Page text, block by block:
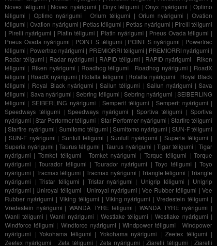
Novex téligumi | Novex nyárigumi | Onyx téligumi | Onyx nyárigumi | Optimo
téligumi | Optimo nyárigumi |Orium téligumi | Orium nyárigumi |Ovation
téligumi |Ovation nyárigumi | Petlas téligumi | Petlas nyárigumi | Pirelli téligumi
| Pirelli nyárigumi | Platin téligumi | Platin nyárigumi | Pneus Ovada téligumi |
Pneus Ovada nyárigumi | POINT S téligumi | POINT S nyárigumi | Powertrac
téligumi | Powertrac nyárigumi | PREMIORRI téligumi | PREMIORRI nyárigumi |
Radar téligumi | Radar nyárigumi | RAPID téligumi | RAPID nyárigumi | Riken
téligumi | Riken nyárigumi | Roadhog téligumi | Roadhog nyárigumi | RoadX
téligumi | RoadX nyárigumi | Rotalla téligumi | Rotalla nyárigumi | Royal Black
téligumi | Royal Black nyárigumi |Sailun téligumi | Sailun nyárigumi |Sava
téligumi | Sava nyárigumi |Sebring téligumi |Sebring nyárigumi |SEIBERLING
téligumi |SEIBERLING nyárigumi |Semperit téligumi | Semperit nyárigumi |
Speedways téligumi |Speedways nyárigumi | Sportiva téligumi |Sportiva
nyárigumi |Star Performer téligumi | Star Performer nyárigumi | Starfire téligumi
|Starfire nyárigumi |Sumitomo téligumi | Sumitomo nyárigumi | SUN-F téligumi
|SUN-F nyárigumi | Sunfull téligumi | Sunfull nyárigumi | Superia téligumi |
Superia nyárigumi |Taurus téligumi | Taurus nyárigumi | Tigar téligumi |Tigar
nyárigumi |Tomket téligumi | Tomket nyárigumi | Torque téligumi |Torque
nyárigumi |Tourador téligumi | Tourador nyárigumi |Toyo téligumi |Toyo
nyárigumi | Tracmax téligumi |Tracmax nyárigumi | Triangle téligumi |Triangle
nyárigumi | Tristar téligumi | Tristar nyárigumi | Unigrip téligumi | Unigrip
nyárigumi | Uniroyal téligumi | Uniroyal nyárigumi |Vee Rubber téligumi |Vee
Rubber nyárigumi | Viking téligumi | Viking nyárigumi |Vredestein téligumi |
Vredestein nyárigumi |WANDA TYRE téligumi | WANDA TYRE nyárigumi |
Wanli téligumi |Wanli nyárigumi | Westlake téligumi |Westlake nyárigumi |
Windforce téligumi | Windforce nyárigumi | Windpower téligumi | Windpower
nyárigumi | Yokohama téligumi | Yokohama nyárigumi |Zeetex téligumi |
Zeetex nyárigumi | Zeta téligumi | Zeta nyárigumi |Ziarelli téligumi | Ziarelli